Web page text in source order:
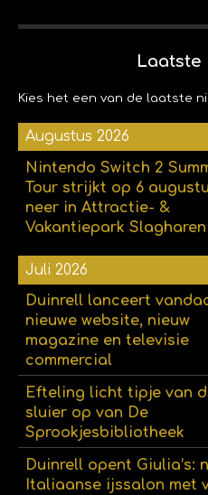
Laatste
Kies het een van de laatste
Augustus 2026
Nintendo Switch 2
Tour strijkt op 6
neer in Attractie- &
Vakantiepark Slagharen
Juli 2026
Duinrell lanceert
nieuwe website, nieuw
magazine en televisie
commercial
Efteling licht tipje van
sluier op van De
Sprookjesbibliotheek
Duinrell opent Giulia’s:
Italiaanse ijssalon met